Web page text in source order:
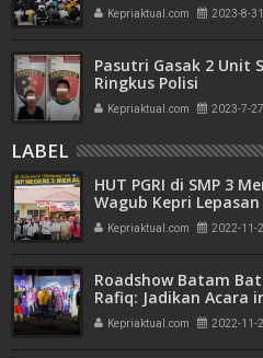
Kepriaktual.com 2023-8-31
Pasutri Gasak 2 Unit
Ringkus Polisi
Kepriaktual.com 2023-7-27
LABEL
HUT PGRI di SMP 3
Wagub Kepri
Kepriaktual.com 2022-11-
Roadshow Batam
Rafiq: Jadikan Acara
Anak-anak
Kepriaktual.com 2022-11-